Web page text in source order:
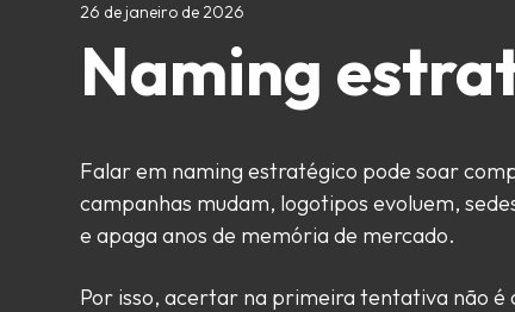
26 de janeiro de 2026
Naming
Falar em naming estratégico pode soar
campanhas mudam, logotipos evoluem,
e apaga anos de memória de mercado.
Por isso, acertar na primeira tentativa não é